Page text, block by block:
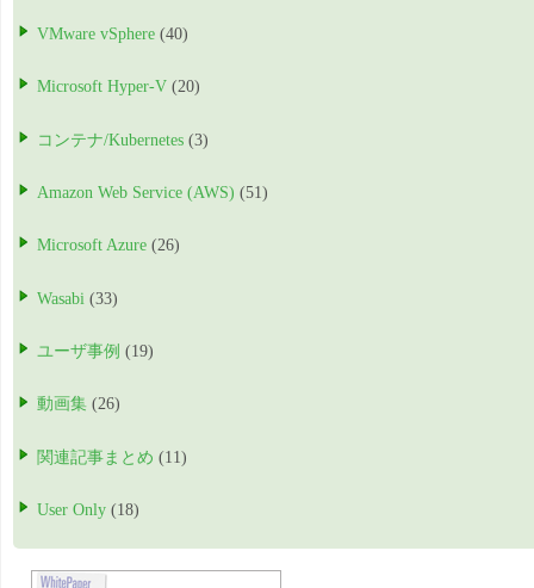
VMware vSphere (40)
Microsoft Hyper-V (20)
コンテナ/Kubernetes (3)
Amazon Web Service (AWS) (51)
Microsoft Azure (26)
Wasabi (33)
ユーザ事例 (19)
動画集 (26)
関連記事まとめ (11)
User Only (18)